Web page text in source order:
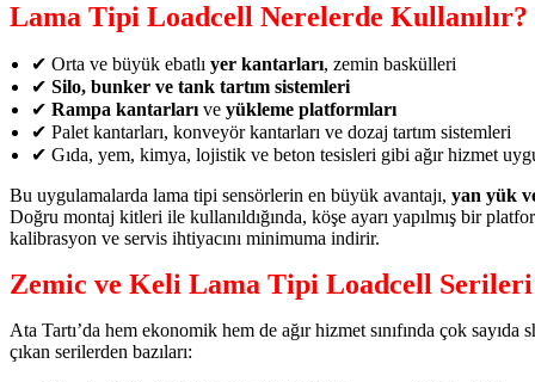
Lama Tipi Loadcell Nerelerde Kullanılır?
✔ Orta ve büyük ebatlı yer kantarları, zemin baskülleri
✔ Silo, bunker ve tank tartım sistemleri
✔ Rampa kantarları ve yükleme platformları
✔ Palet kantarları, konveyör kantarları ve dozaj tartım sistemleri
✔ Gıda, yem, kimya, lojistik ve beton tesisleri gibi ağır hizmet
Bu uygulamalarda lama tipi sensörlerin en büyük avantajı, yan yük
Doğru montaj kitleri ile kullanıldığında, köşe ayarı yapılmış bir
kalibrasyon ve servis ihtiyacını minimuma indirir.
Zemic ve Keli Lama Tipi Loadcell Serileri
Ata Tartı’da hem ekonomik hem de ağır hizmet sınıfında çok
çıkan serilerden bazıları: